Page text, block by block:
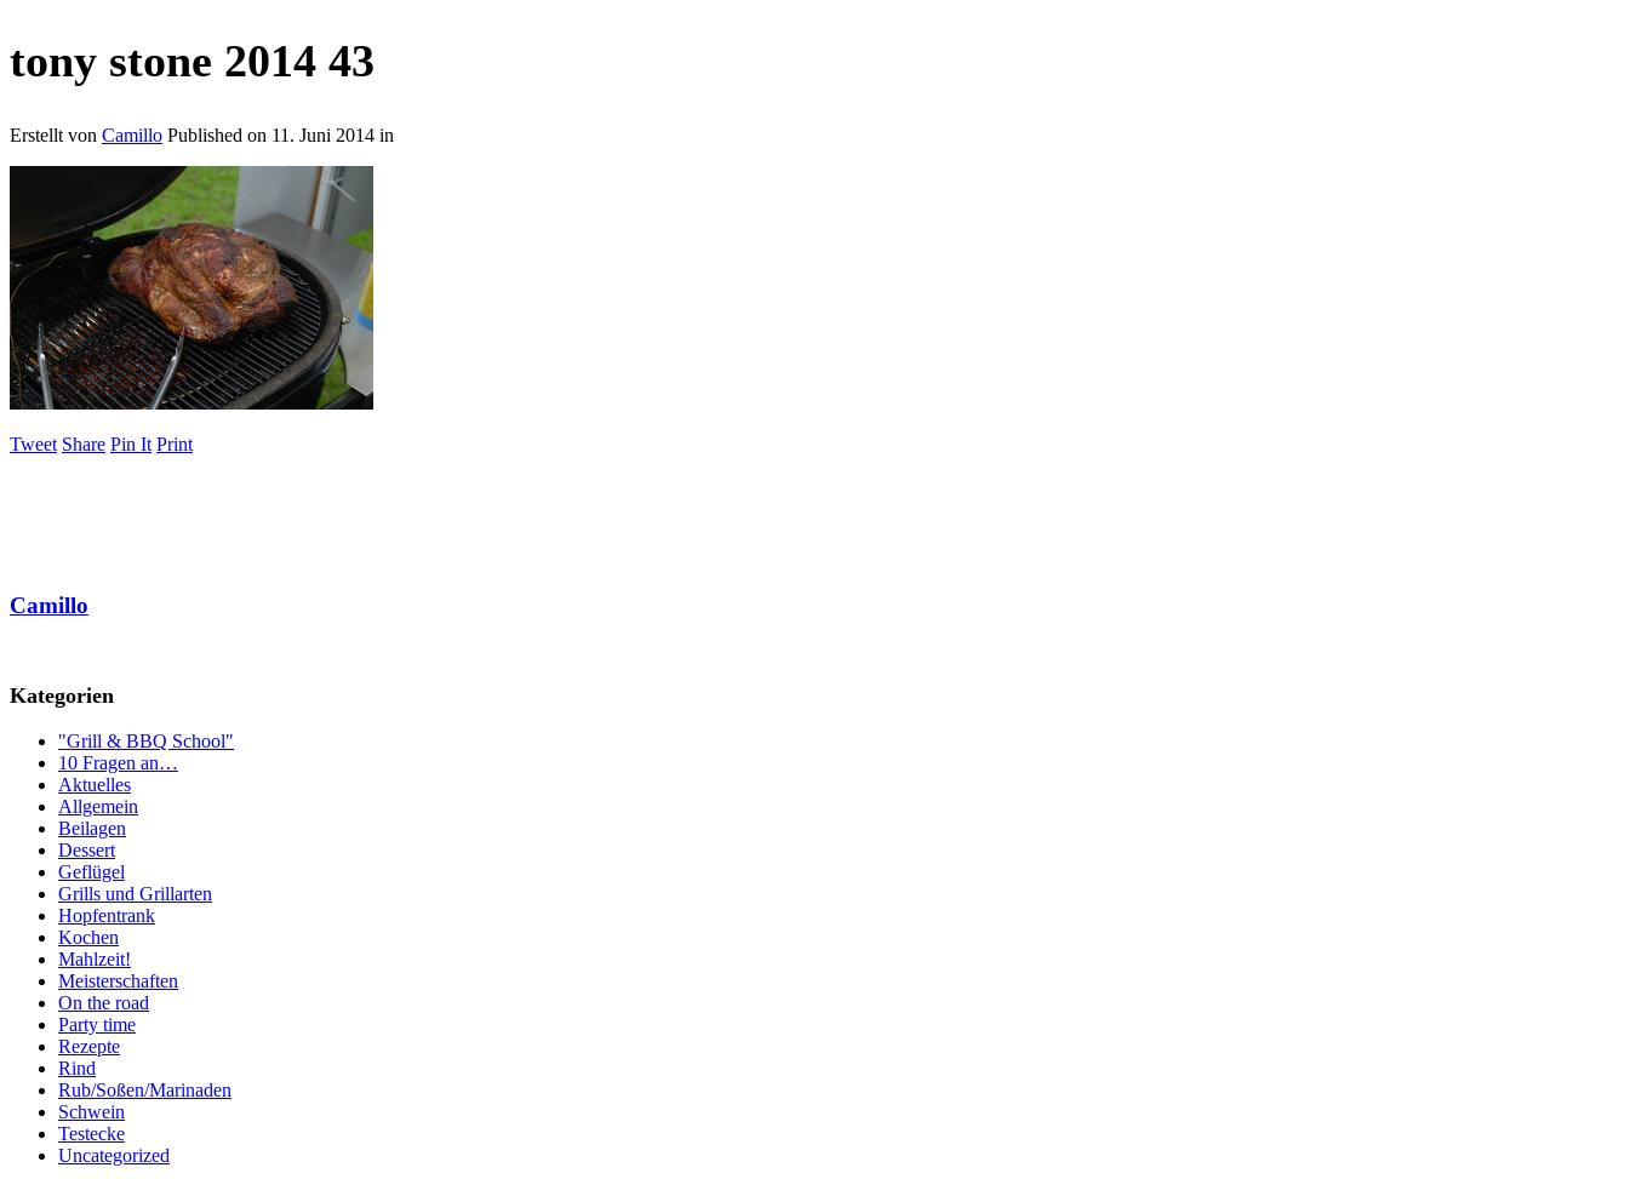
tony stone 2014 43
Erstellt von Camillo Published on 11. Juni 2014 in
Tweet Share Pin It Print
Camillo
Kategorien
"Grill & BBQ School"
10 Fragen an…
Aktuelles
Allgemein
Beilagen
Dessert
Geflügel
Grills und Grillarten
Hopfentrank
Kochen
Mahlzeit!
Meisterschaften
On the road
Party time
Rezepte
Rind
Rub/Soßen/Marinaden
Schwein
Testecke
Uncategorized